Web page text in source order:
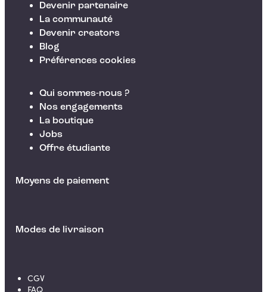
Devenir partenaire
La communauté
Devenir creators
Blog
Préférences cookies
Qui sommes-nous ?
Nos engagements
La boutique
Jobs
Offre étudiante
Moyens de paiement
Modes de livraison
CGV
FAQ